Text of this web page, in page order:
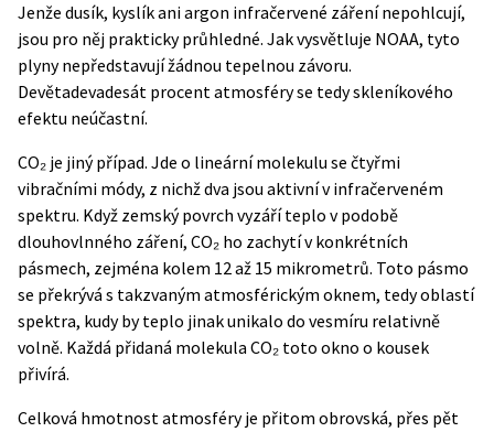
Jenže dusík, kyslík ani argon infračervené záření nepohlcují,
jsou pro něj prakticky průhledné. Jak vysvětluje NOAA, tyto
plyny nepředstavují žádnou tepelnou závoru.
Devětadevadesát procent atmosféry se tedy skleníkového
efektu neúčastní.
CO₂ je jiný případ. Jde o lineární molekulu se čtyřmi
vibračními módy, z nichž dva jsou aktivní v infračerveném
spektru. Když zemský povrch vyzáří teplo v podobě
dlouhovlnného záření, CO₂ ho zachytí v konkrétních
pásmech, zejména kolem 12 až 15 mikrometrů. Toto pásmo
se překrývá s takzvaným atmosférickým oknem, tedy oblastí
spektra, kudy by teplo jinak unikalo do vesmíru relativně
volně. Každá přidaná molekula CO₂ toto okno o kousek
přivírá.
Celková hmotnost atmosféry je přitom obrovská, přes pět